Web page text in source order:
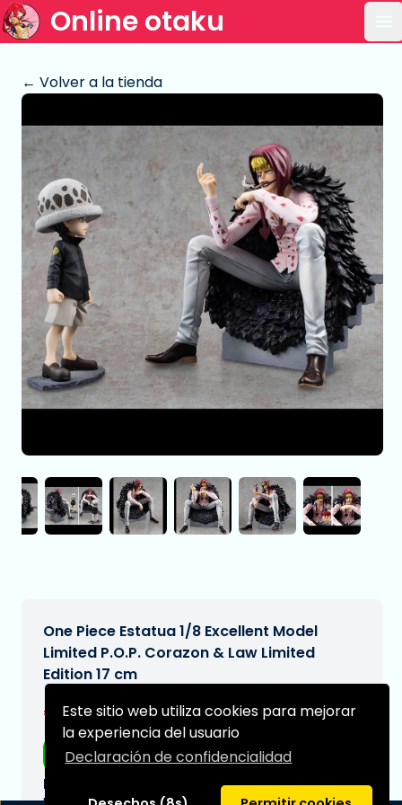
Este sitio web utiliza cookies para mejorar
la experiencia del usuario
Declaración de confidencialidad
Online otaku
← Volver a la tienda
One Piece Estatua 1/8 Excellent Model
Limited P.O.P. Corazon & Law Limited
Edition 17 cm
€319,95[Sujeto a cambios]
Envío gratis
Fecha de entrega prevista: